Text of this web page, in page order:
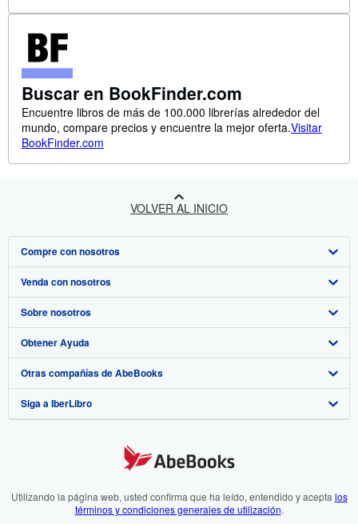
Buscar en BookFinder.com
Encuentre libros de más de 100.000 librerías alrededor del
mundo, compare precios y encuentre la mejor oferta.Visitar
BookFinder.com
VOLVER AL INICIO
Compre con nosotros
Búsqueda avanzada
Colecciones
Mi cuenta
Mis pedidos
Ver carrito
Venda con nosotros
Comenzar a vender
Únase a nuestro programa de afiliados
Recomiende un vendedor
Sobre nosotros
Sobre IberLibro
Medios
Empleo
Preferencias de cookies
Aviso de cookies
Obtener Ayuda
Preguntas frecuentes y guías
Atención al Cliente
Otras compañías de AbeBooks
AbeBooks.com
AbeBooks.fr
Siga a IberLibro
Utilizando la página web, usted confirma que ha leído, entendido y acepta los
términos y condiciones generales de utilización.